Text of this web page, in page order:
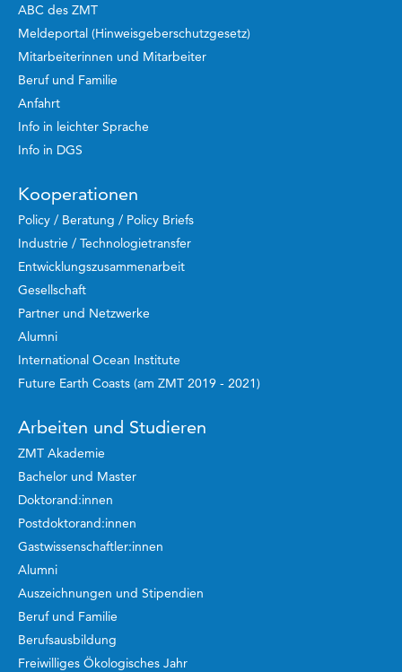
ABC des ZMT
Meldeportal (Hinweisgeberschutzgesetz)
Mitarbeiterinnen und Mitarbeiter
Beruf und Familie
Anfahrt
Info in leichter Sprache
Info in DGS
Kooperationen
Policy / Beratung / Policy Briefs
Industrie / Technologietransfer
Entwicklungszusammenarbeit
Gesellschaft
Partner und Netzwerke
Alumni
International Ocean Institute
Future Earth Coasts (am ZMT 2019 - 2021)
Arbeiten und Studieren
ZMT Akademie
Bachelor und Master
Doktorand:innen
Postdoktorand:innen
Gastwissenschaftler:innen
Alumni
Auszeichnungen und Stipendien
Beruf und Familie
Berufsausbildung
Freiwilliges Ökologisches Jahr